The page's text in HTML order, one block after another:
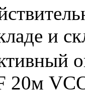
и
20м